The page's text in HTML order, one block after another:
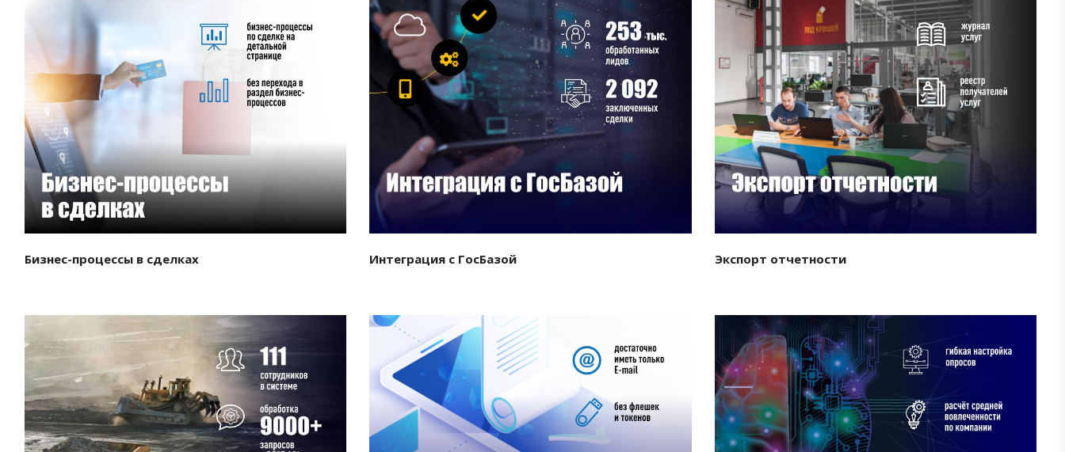
Бизнес-процессы в сделках
Смотреть проект
Интеграция с ГосБазой
Смотреть проект
Экспорт отчетности
Смотреть проект Смотреть проект Смотреть проект